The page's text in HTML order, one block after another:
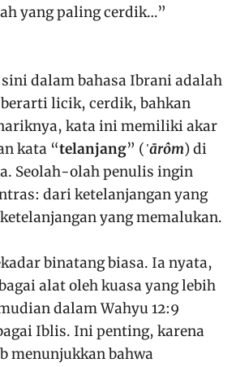
yang paling cerdik…”
dalam bahasa Ibrani adalah
berarti licik, cerdik, bahkan
kata ini memiliki akar
kata “telanjang” (ʿārôm) di
Seolah-olah penulis ingin
dari ketelanjangan yang
yang memalukan.
binatang biasa. Ia nyata,
alat oleh kuasa yang lebih
dalam Wahyu 12:9
Iblis. Ini penting, karena
menunjukkan bahwa